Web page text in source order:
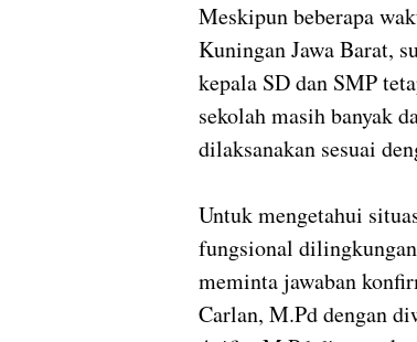
Meskipun beberapa
Kuningan Jawa Barat,
kepala SD dan SMP
sekolah masih banyak
dilaksanakan sesuai
Untuk mengetahui
fungsional
meminta jawaban
Carlan, M.Pd dengan